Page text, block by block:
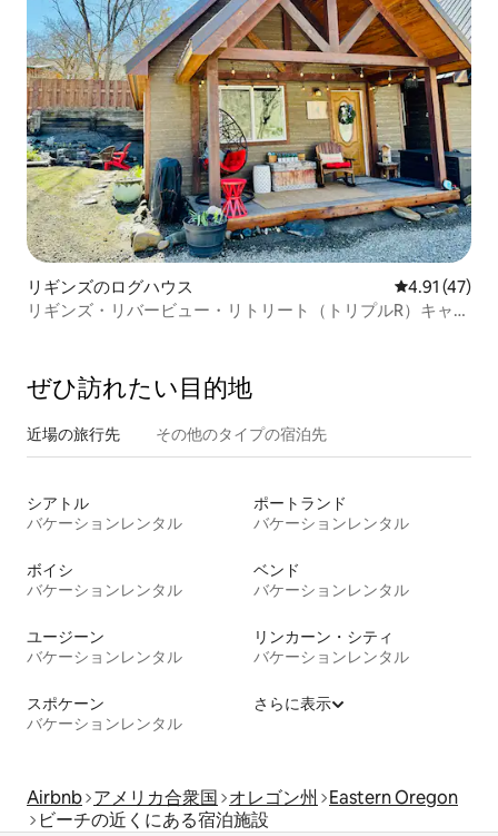
リギンズのログハウス レビュー47
4.91 (47)
リギンズ・リバービュー・リトリート（トリプルR）キャビ
ぜひ訪⁠れ⁠た⁠い目⁠的⁠地
近場の旅行先 その他のタ⁠イ⁠プ⁠の宿⁠泊⁠先
シアトル
バケーションレンタル
ポートランド
バケーションレンタル
ボイシ
バケーションレンタル
ベンド
バケーションレンタル
ユージーン
バケーションレンタル
リンカーン・シティ
バケーションレンタル
スポケーン
バケーションレンタル
さらに表示
Airbnb アメリカ合衆国 オレゴン州
Eastern Oregon
ビーチの近くにある宿泊施設